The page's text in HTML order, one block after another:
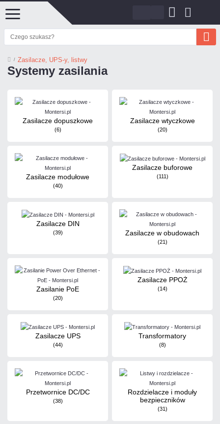
Zasilacze, UPS-y, listwy
Systemy zasilania
Zasilacze dopuszkowe
(6)
Zasilacze wtyczkowe
(20)
Zasilacze modułowe
(40)
Zasilacze buforowe
(111)
Zasilacze DIN
(39) Zasilacze w obudowach
(21)
Zasilanie PoE
(20)
Zasilacze PPOŻ
(14)
Zasilacze UPS
(44)
Transformatory
(8)
Przetwornice DC/DC
(38)
Rozdzielacze i moduły
bezpieczników
(31)